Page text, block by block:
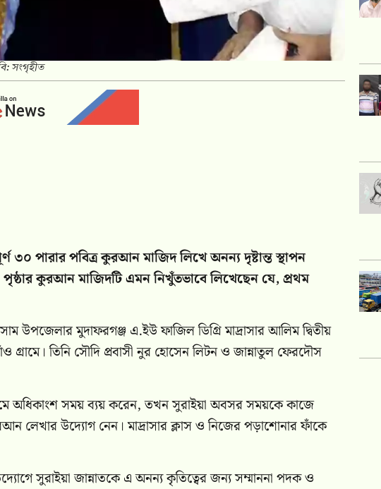
সংগৃহীত
৩০ পারার পবিত্র কুরআন মাজিদ লিখে অনন্য দৃষ্টান্ত স্থাপন
পৃষ্ঠার কুরআন মাজিদটি এমন নিখুঁতভাবে লিখেছেন যে, প্রথম
উপজেলার মুদাফরগঞ্জ এ.ইউ ফাজিল ডিগ্রি মাদ্রাসার আলিম দ্বিতীয়
গ্রামে। তিনি সৌদি প্রবাসী নুর হোসেন লিটন ও জান্নাতুল ফেরদৌস
অধিকাংশ সময় ব্যয় করেন, তখন সুরাইয়া অবসর সময়কে কাজে
লেখার উদ্যোগ নেন। মাদ্রাসার ক্লাস ও নিজের পড়াশোনার ফাঁকে
সুরাইয়া জান্নাতকে এ অনন্য কৃতিত্বের জন্য সম্মাননা পদক ও